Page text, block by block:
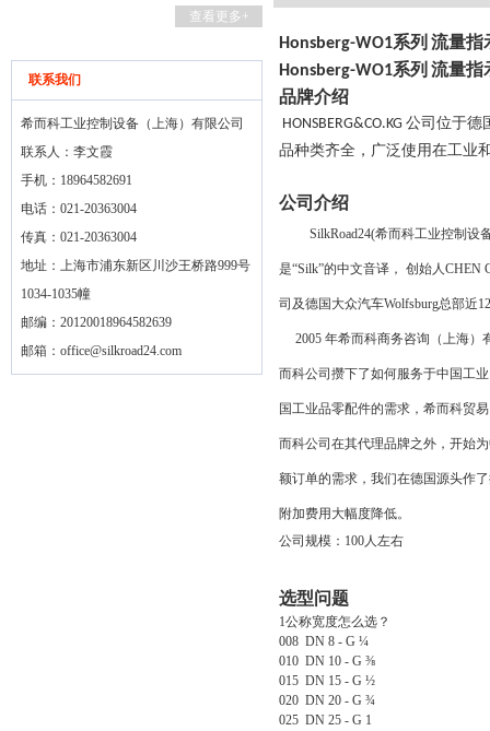
查看更多+
联系我们
希而科工业控制设备（上海）有限公司
联系人：李文霞
手机：18964582691
电话：021-20363004
传真：021-20363004
地址：上海市浦东新区川沙王桥路999号
1034-1035幢
邮编：20120018964582639
邮箱： office@silkroad24.com
Honsberg-WO1系列 流量指
Honsberg-WO1系列 流量指
品牌介绍
HONSBERG&CO.KG 公司位于德
品种类齐全，广泛使用在工业
公司介绍
SilkRoad24(希而科工业控制设
是“Silk”的中文音译， 创始人CHEN
司及德国大众汽车Wolfsburg总部近
2005 年希而科商务咨询（上海）
而科公司攒下了如何服务于中国工
国工业品零配件的需求，希而科贸
而科公司在其代理品牌之外，开始
额订单的需求，我们在德国源头作
附加费用大幅度降低。
公司规模： 100人左右
选型问题
1公称宽度怎么选？
008 DN 8 - G ¼
010 DN 10 - G ⅜
015 DN 15 - G ½
020 DN 20 - G ¾
025 DN 25 - G 1